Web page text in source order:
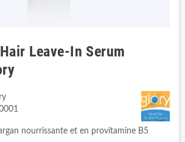
Leave-In Serum
nourrissante et en provitamine B5